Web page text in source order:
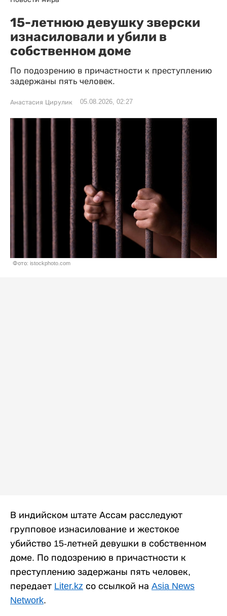
15-летнюю девушку зверски
изнасиловали и убили в
собственном доме
По подозрению в причастности к преступлению
задержаны пять человек.
Анастасия Цирулик 05.08.2026, 02:27
Фото: istockphoto.com
В индийском штате Ассам расследуют
групповое изнасилование и жестокое
убийство 15-летней девушки в собственном
доме. По подозрению в причастности к
преступлению задержаны пять человек,
передает Liter.kz со ссылкой на Asia News
Network.